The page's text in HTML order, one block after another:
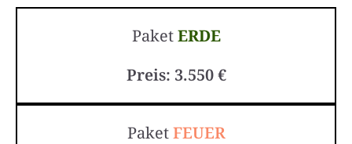
PaketERDE
Preis: 3.550 €
PaketFEUER